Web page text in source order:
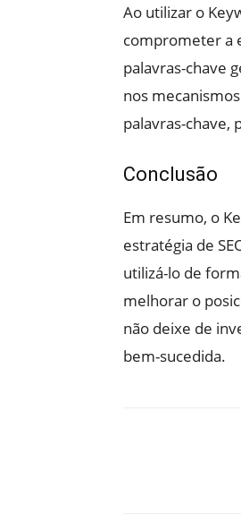
Ao utilizar o
comprometer a
palavras-chave
nos
palavras-chave,
Conclusão
Em resumo, o
estratégia de
utilizá-lo de
melhorar o
não deixe de
bem-sucedida.